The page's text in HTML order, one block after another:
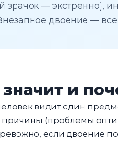
— экстренно),
двоение —
и
видит один
(проблемы
если двоение